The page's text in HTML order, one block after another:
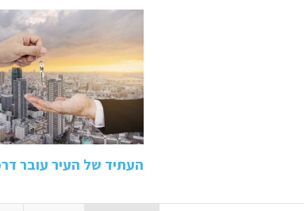
העתיד של העיר עובר